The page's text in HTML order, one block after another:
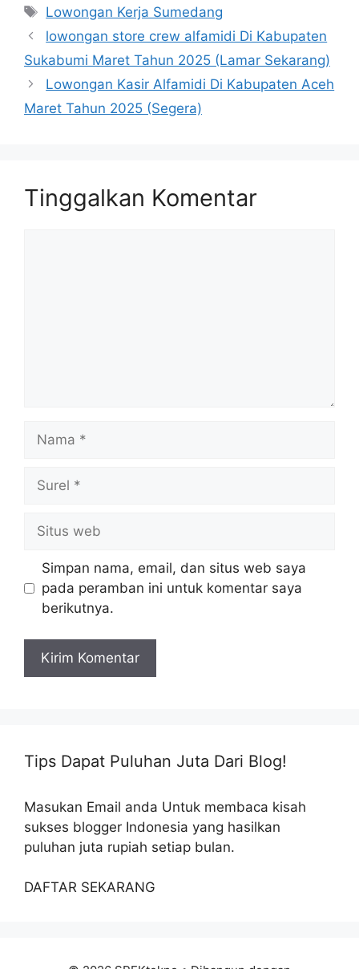
Tag
Lowongan Kerja Sumedang
lowongan store crew alfamidi Di Kabupaten
Sukabumi Maret Tahun 2025 (Lamar Sekarang)
Lowongan Kasir Alfamidi Di Kabupaten Aceh
Maret Tahun 2025 (Segera)
Tinggalkan Komentar
Nama
Surel
Situs
web
Simpan nama, email, dan situs web saya
pada peramban ini untuk komentar saya
berikutnya.
Tips Dapat Puluhan Juta Dari Blog!
Masukan Email anda Untuk membaca kisah
sukses blogger Indonesia yang hasilkan
puluhan juta rupiah setiap bulan.
DAFTAR SEKARANG